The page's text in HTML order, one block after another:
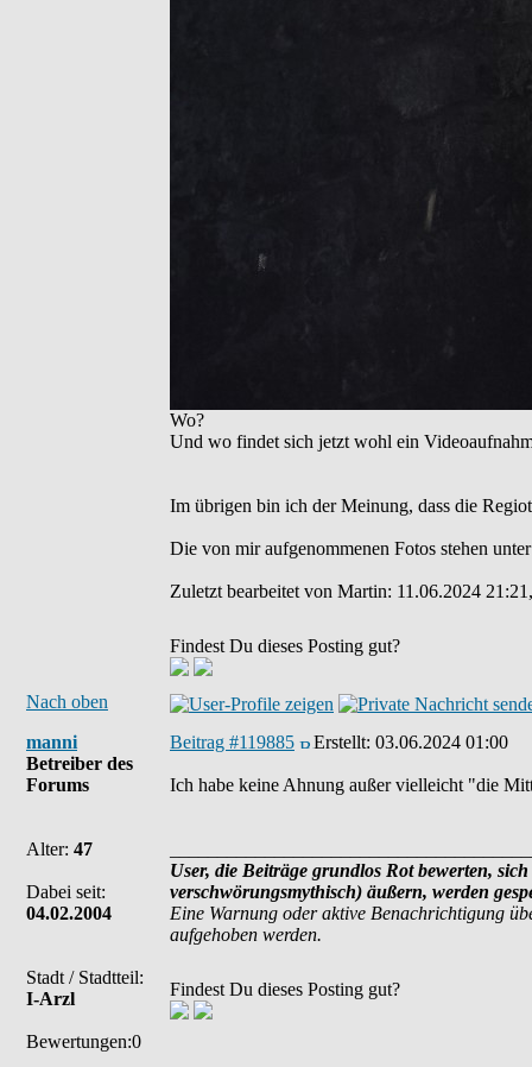
Wo?
Und wo findet sich jetzt wohl ein
Im übrigen bin ich der Meinung, dass die
Die von mir aufgenommenen Fotos stehen
Zuletzt bearbeitet von Martin: 11.06.2024
Findest Du dieses Posting gut?
Nach oben
manni
Betreiber des
Forums
Alter: 47
Dabei seit:
04.02.2004
Stadt / Stadtteil:
I-Arzl
Bewertungen:0
Beitrag #119885 Erstellt: 03.06.2024 01:00
Ich habe keine Ahnung außer vielleicht "die
User, die Beiträge grundlos Rot bewerten,
verschwörungsmythisch) äußern, werden
Eine Warnung oder aktive Benachrichtigung
aufgehoben werden.
Findest Du dieses Posting gut?